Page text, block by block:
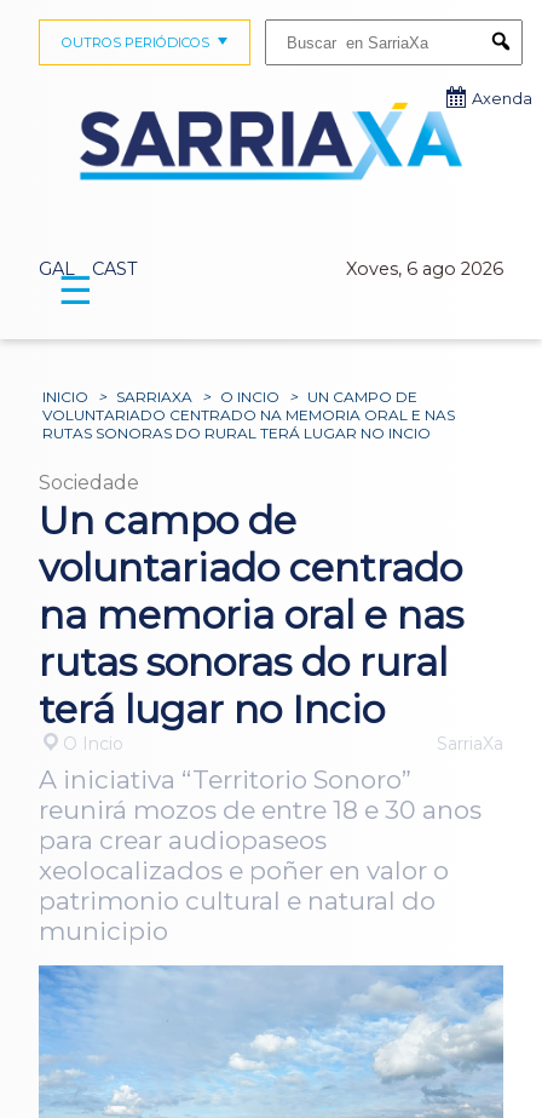
GAL CAST Xoves, 6 ago 2026
OUTROS PERIÓDICOS
Axenda
☰
INICIO > SARRIAXA > O INCIO > UN CAMPO DE
VOLUNTARIADO CENTRADO NA MEMORIA ORAL E NAS
RUTAS SONORAS DO RURAL TERÁ LUGAR NO INCIO
Sociedade
Un campo de
voluntariado centrado
na memoria oral e nas
rutas sonoras do rural
terá lugar no Incio
O Incio SarriaXa
A iniciativa “Territorio Sonoro”
reunirá mozos de entre 18 e 30 anos
para crear audiopaseos
xeolocalizados e poñer en valor o
patrimonio cultural e natural do
municipio